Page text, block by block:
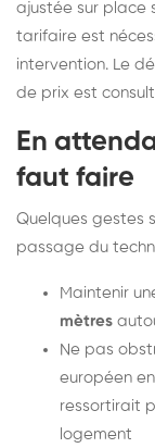
ajustée sur place
tarifaire est
intervention. Le
de prix est
En
faut faire
Quelques gestes
passage du
Maintenir
mètres
Ne pas
européen
ressortirait
logement